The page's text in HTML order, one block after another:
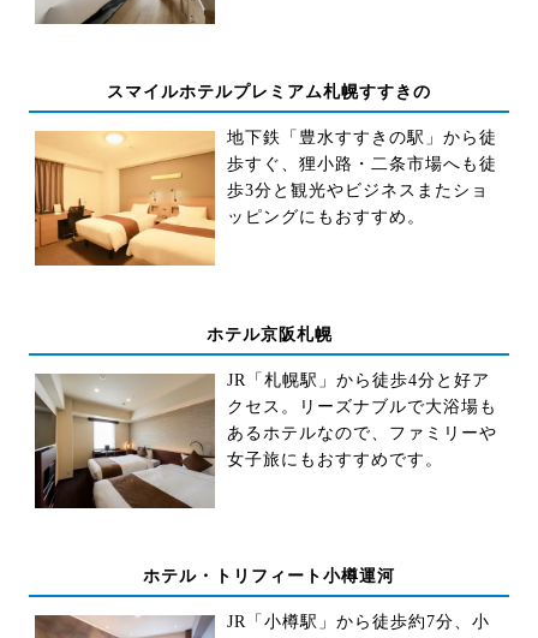
スマイルホテルプレミアム札幌すすきの
地下鉄「豊水すすきの駅」から徒
歩すぐ、狸小路・二条市場へも徒
歩3分と観光やビジネスまたショ
ッピングにもおすすめ。
ホテル京阪札幌
JR「札幌駅」から徒歩4分と好ア
クセス。リーズナブルで大浴場も
あるホテルなので、ファミリーや
女子旅にもおすすめです。
ホテル・トリフィート小樽運河
JR「小樽駅」から徒歩約7分、小